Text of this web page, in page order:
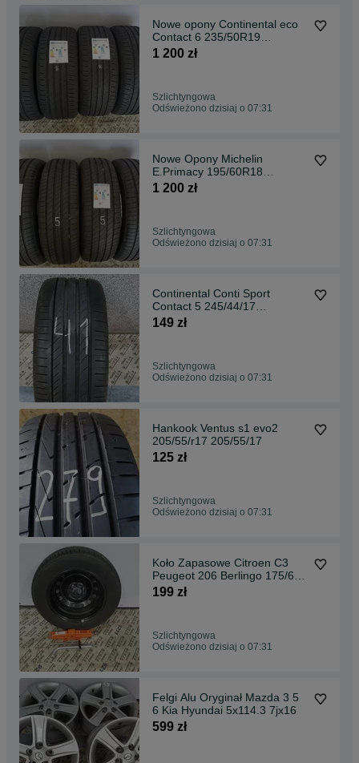
Nowe opony Continental eco
Contact 6 235/50R19
235/50/19
1 200 zł
Szlichtyngowa
Odświeżono dzisiaj o 07:31
Nowe Opony Michelin
E.Primacy 195/60R18
1 200 zł
Szlichtyngowa
Odświeżono dzisiaj o 07:31
Continental Conti Sport
Contact 5 245/44/17
245/45r17
149 zł
Szlichtyngowa
Odświeżono dzisiaj o 07:31
Hankook Ventus s1 evo2
205/55/r17 205/55/17
125 zł
Szlichtyngowa
Odświeżono dzisiaj o 07:31
Koło Zapasowe Citroen C3
Peugeot 206 Berlingo 175/65
R14 4x108 Zestaw
199 zł
Szlichtyngowa
Odświeżono dzisiaj o 07:31
Felgi Alu Oryginał Mazda 3 5
6 Kia Hyundai 5x114.3 7jx16
599 zł